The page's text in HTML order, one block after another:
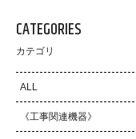
CATEGORIES
カテゴリ
ALL
《工事関連機器》